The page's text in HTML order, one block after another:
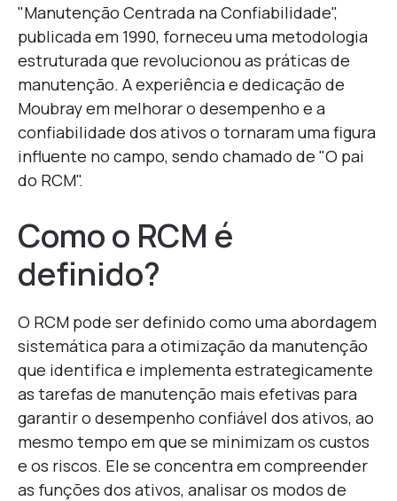
"Manutenção Centrada na Confiabilidade",
publicada em 1990, forneceu uma metodologia
estruturada que revolucionou as práticas de
manutenção. A experiência e dedicação de
Moubrayem melhorar o desempenho e a
confiabilidade dos ativos o tornaram uma figura
influente no campo, sendo chamado de "O pai
do RCM".
Como o RCM é
definido?
O RCM pode ser definido como uma abordagem
sistemática para a otimização da manutenção
que identifica e implementa estrategicamente
as tarefas de manutenção mais efetivas para
garantir o desempenho confiável dos ativos, ao
mesmo tempo em que se minimizam os custos
e os riscos. Ele se concentra em compreender
as funções dos ativos, analisar os modos de